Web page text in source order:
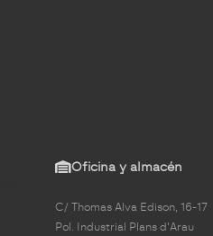
Oficina y almacén
C/ Thomas Alva Edison, 16-17
Pol. Industrial Plans d'Arau